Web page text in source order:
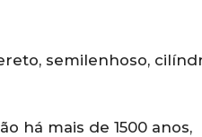
semilenhoso,
há mais de 1500 anos,